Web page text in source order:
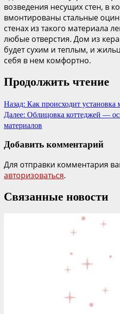
возведения несущих стен, в
вмонтированы стальные
стенах из такого материала
любые отверстия. Дом из
будет сухим и теплым, и
себя в нем комфортно.
Продолжить чтение
Назад: Как происходит установка
Далее: Облицовка коттеджей —
материалов
Добавить комментарий
Для отправки комментария
авторизоваться.
Связанные новости